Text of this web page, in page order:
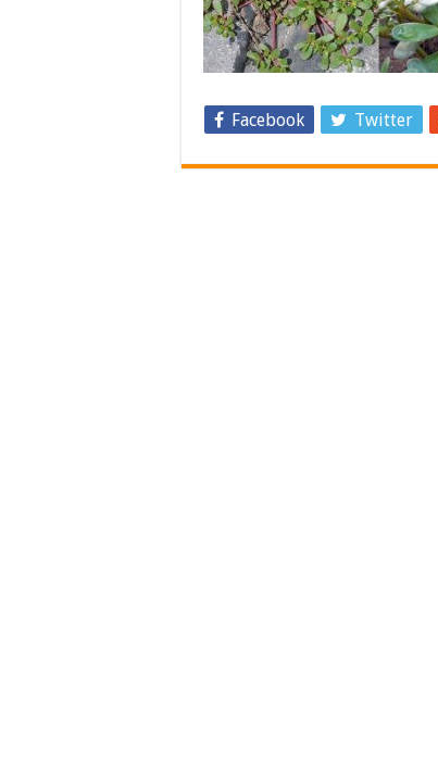
Facebook Twitter